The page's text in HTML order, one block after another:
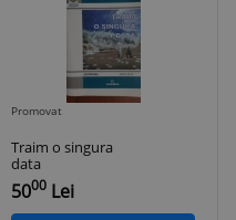
Promovat
Traim o singura
data
5000 Lei